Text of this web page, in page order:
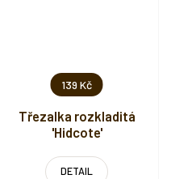
139 Kč
Třezalka rozkladitá
'Hidcote'
DETAIL